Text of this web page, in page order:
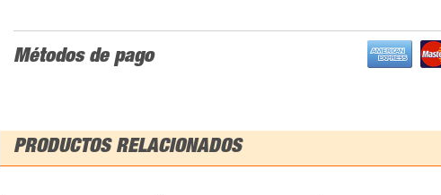
Métodos de pago
PRODUCTOS RELACIONADOS